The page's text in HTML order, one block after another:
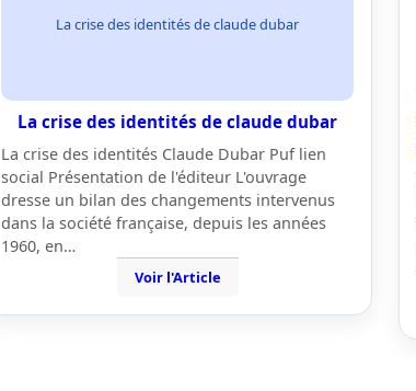
La crise des identités de claude dubar
La crise des identités de claude dubar
La crise des identités Claude Dubar Puf lien
social Présentation de l'éditeur L'ouvrage
dresse un bilan des changements intervenus
dans la société française, depuis les années
1960, en…
Voir l'Article